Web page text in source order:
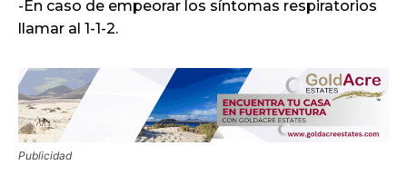
-En caso de empeorar los síntomas respiratorios
llamar al 1-1-2.
Publicidad